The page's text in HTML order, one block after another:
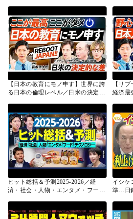
【日本の教育にモノ申す】世界に誇
る日本の倫理レベル／日米の決定的
私が総理大臣なら／もし20代ならど
う生きる？【REBOOT JAPAN】
【リ
経済最
／人間
り戻せ
ヒット総括＆予測2025-2026／経
済・社会・人物・エンタメ・フー
金髪記者イシケン解説／竹内＆西村
イシケ
準…日